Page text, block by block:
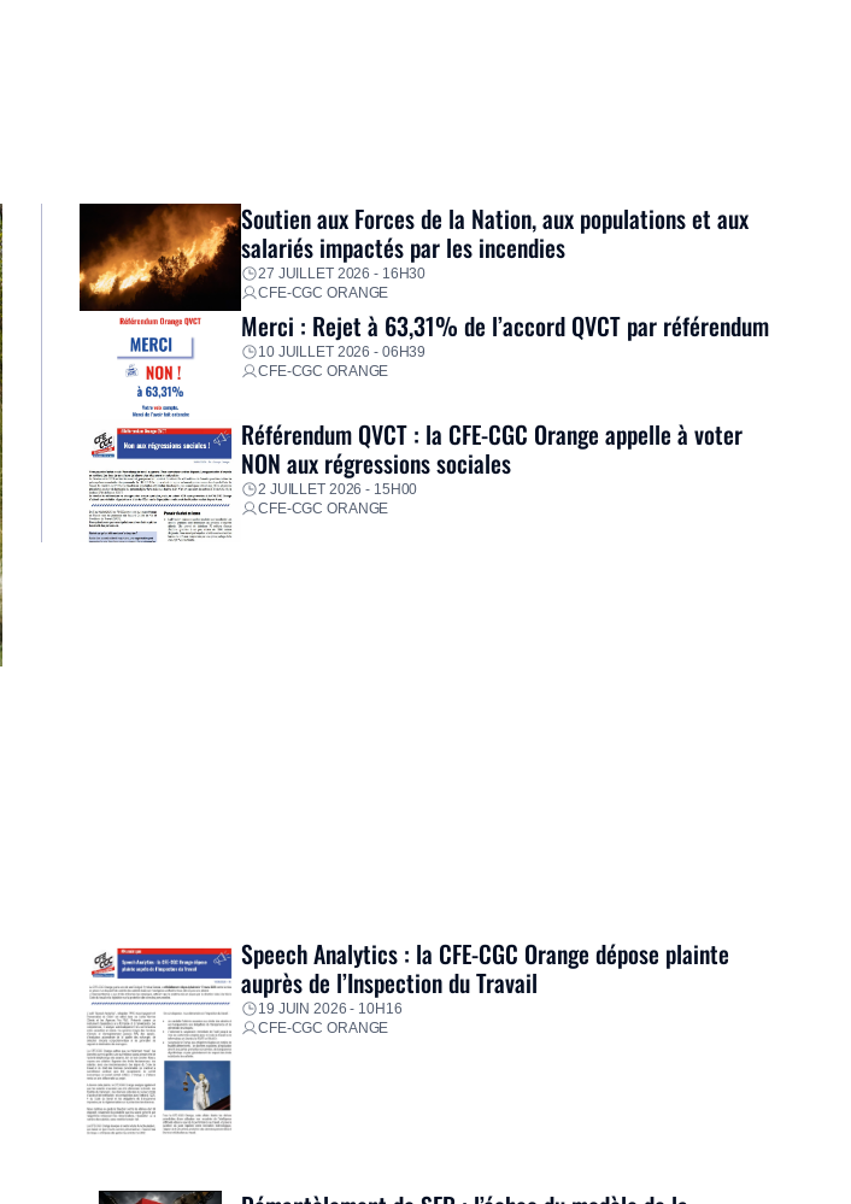
Soutien aux Forces de la Nation, aux populations et aux
salariés impactés par les incendies
27 JUILLET 2026 - 16H30
CFE-CGC ORANGE
Merci : Rejet à 63,31% de l’accord QVCT par référendum
10 JUILLET 2026 - 06H39
CFE-CGC ORANGE
Référendum QVCT : la CFE-CGC Orange appelle à voter
NON aux régressions sociales
2 JUILLET 2026 - 15H00
CFE-CGC ORANGE
Speech Analytics : la CFE-CGC Orange dépose plainte
auprès de l’Inspection du Travail
19 JUIN 2026 - 10H16
CFE-CGC ORANGE